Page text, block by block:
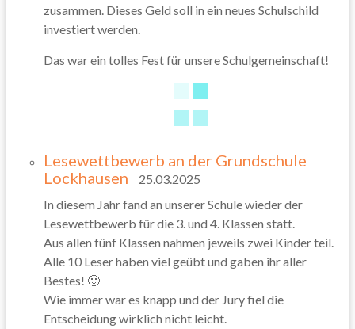
zusammen. Dieses Geld soll in ein neues Schulschild
investiert werden.
Das war ein tolles Fest für unsere Schulgemeinschaft!
Lesewettbewerb an der Grundschule
Lockhausen
25.03.2025
In diesem Jahr fand an unserer Schule wieder der
Lesewettbewerb für die 3. und 4. Klassen statt.
Aus allen fünf Klassen nahmen jeweils zwei Kinder teil.
Alle 10 Leser haben viel geübt und gaben ihr aller
Bestes! 🙂
Wie immer war es knapp und der Jury fiel die
Entscheidung wirklich nicht leicht.